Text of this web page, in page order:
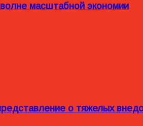
масштабной экономии
о тяжелых